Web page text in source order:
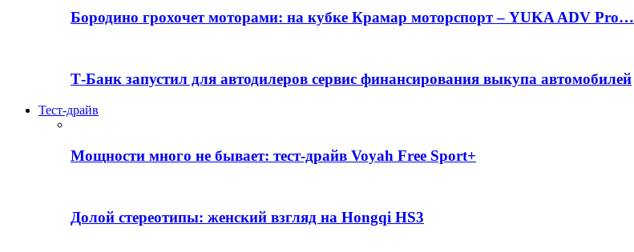
Бородино грохочет моторами: на кубке Крамар моторспорт – YUKA ADV Pro…
Т-Банк запустил для автодилеров сервис финансирования выкупа автомобилей
Тест-драйв
Мощности много не бывает: тест-драйв Voyah Free Sport+
Долой стереотипы: женский взгляд на Hongqi HS3